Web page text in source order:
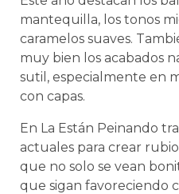
mantequilla, los tonos
caramelos suaves.
muy bien los acabados
sutil, especialmente en
con capas.
En La Están Peinando
actuales para crear
que no solo se vean
que sigan favoreciendo